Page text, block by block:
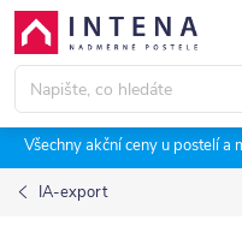
Přejít
obsah
Všechny akční ceny u postelí
IA-export